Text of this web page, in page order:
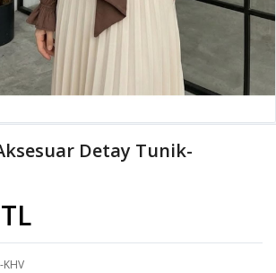
Detay Tunik-